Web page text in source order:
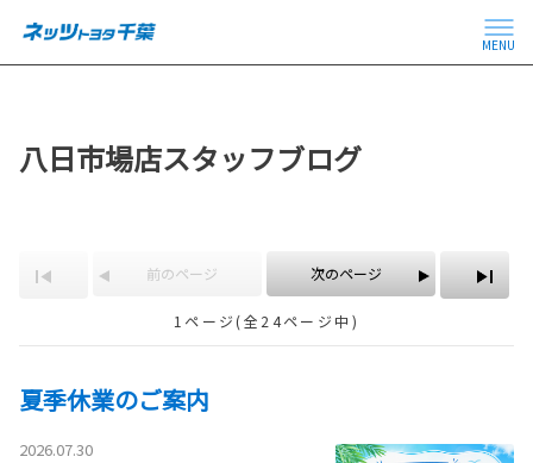
MENU
八日市場店スタッフブログ
前のページ 次のページ
1ページ(全24ページ中)
夏季休業のご案内
2026.07.30